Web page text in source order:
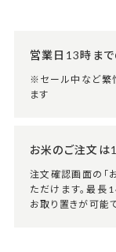
営業日13時ま
※セール中など繁
ます
お米のご注文は
注文確認画面の「
ただけます。最長
お取り置きが可能で